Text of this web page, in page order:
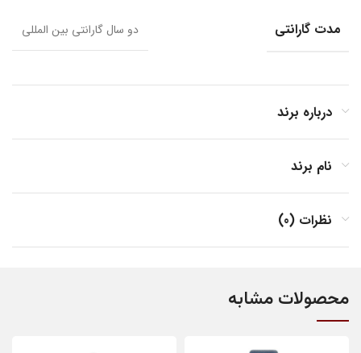
مدت گارانتی دو سال گارانتی بین المللی
درباره برند
نام برند
نظرات (0)
محصولات مشابه